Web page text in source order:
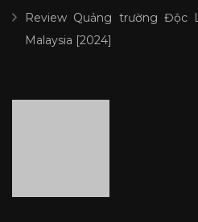
Review Quảng trường Độc
Malaysia [2024]